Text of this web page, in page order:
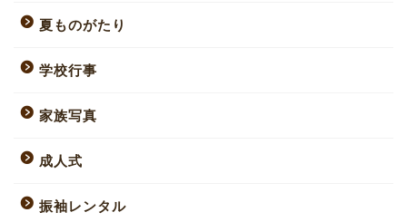
夏ものがたり
学校行事
家族写真
成人式
振袖レンタル